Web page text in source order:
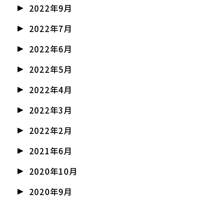
2022年9月
2022年7月
2022年6月
2022年5月
2022年4月
2022年3月
2022年2月
2021年6月
2020年10月
2020年9月